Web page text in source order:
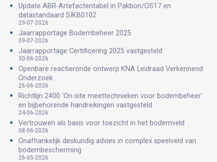
Update ABR-Artefactentabel in Pakbon/OS17 en
datastandaard SIKB0102
29-07-2026
Jaarrapportage Bodembeheer 2025
09-07-2026
Jaarrapportage Certificering 2025 vastgesteld
30-06-2026
Openbare reactieronde ontwerp KNA Leidraad Verkennend
Onderzoek
26-06-2026
Richtlijn 2400 ‘On-site meettechnieken voor bodembeheer’
en bijbehorende handreikingen vastgesteld
24-06-2026
Vertrouwen als basis voor toezicht in het bodemveld
08-06-2026
Onafhankelijk deskundig advies in complex speelveld van
bodembescherming
26-05-2026